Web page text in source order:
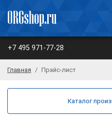
+7 495 971-77-28
Главная Прайс-лист